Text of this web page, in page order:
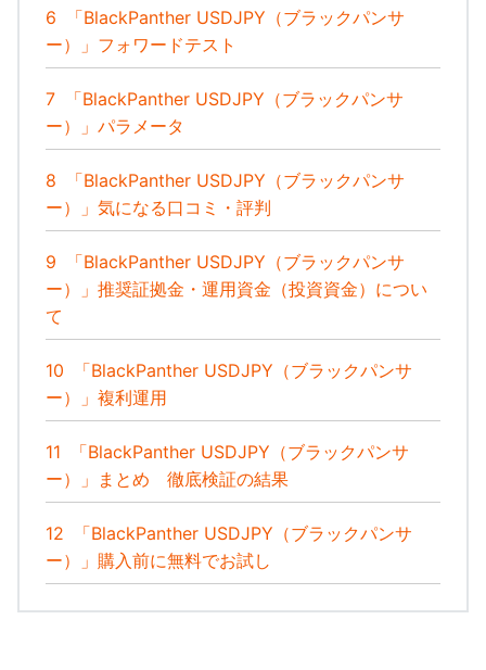
6
「BlackPanther USDJPY（ブラックパンサ
ー）」フォワードテスト
7
「BlackPanther USDJPY（ブラックパンサ
ー）」パラメータ
8
「BlackPanther USDJPY（ブラックパンサ
ー）」気になる口コミ・評判
9
「BlackPanther USDJPY（ブラックパンサ
ー）」推奨証拠金・運用資金（投資資金）につい
て
10
「BlackPanther USDJPY（ブラックパンサ
ー）」複利運用
11
「BlackPanther USDJPY（ブラックパンサ
ー）」まとめ 徹底検証の結果
12
「BlackPanther USDJPY（ブラックパンサ
ー）」購入前に無料でお試し